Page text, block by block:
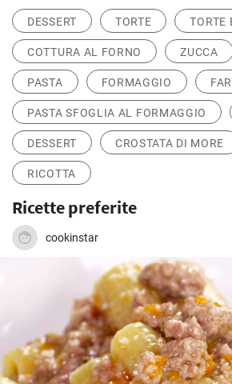
DESSERT TORTE TORTE
COTTURA AL FORNO ZUCCA
PASTA FORMAGGIO
PASTA SFOGLIA AL FORMAGGIO
DESSERT CROSTATA DI MORE
RICOTTA
Ricette preferite
cookinstar